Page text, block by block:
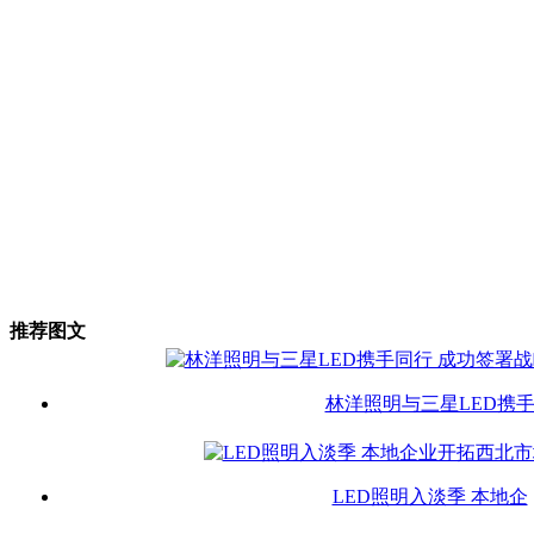
推荐图文
林洋照明与三星LED携手
LED照明入淡季 本地企